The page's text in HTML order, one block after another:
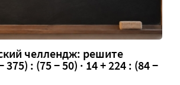
челлендж: решите
: (75 − 50) · 14 + 224 : (84 −